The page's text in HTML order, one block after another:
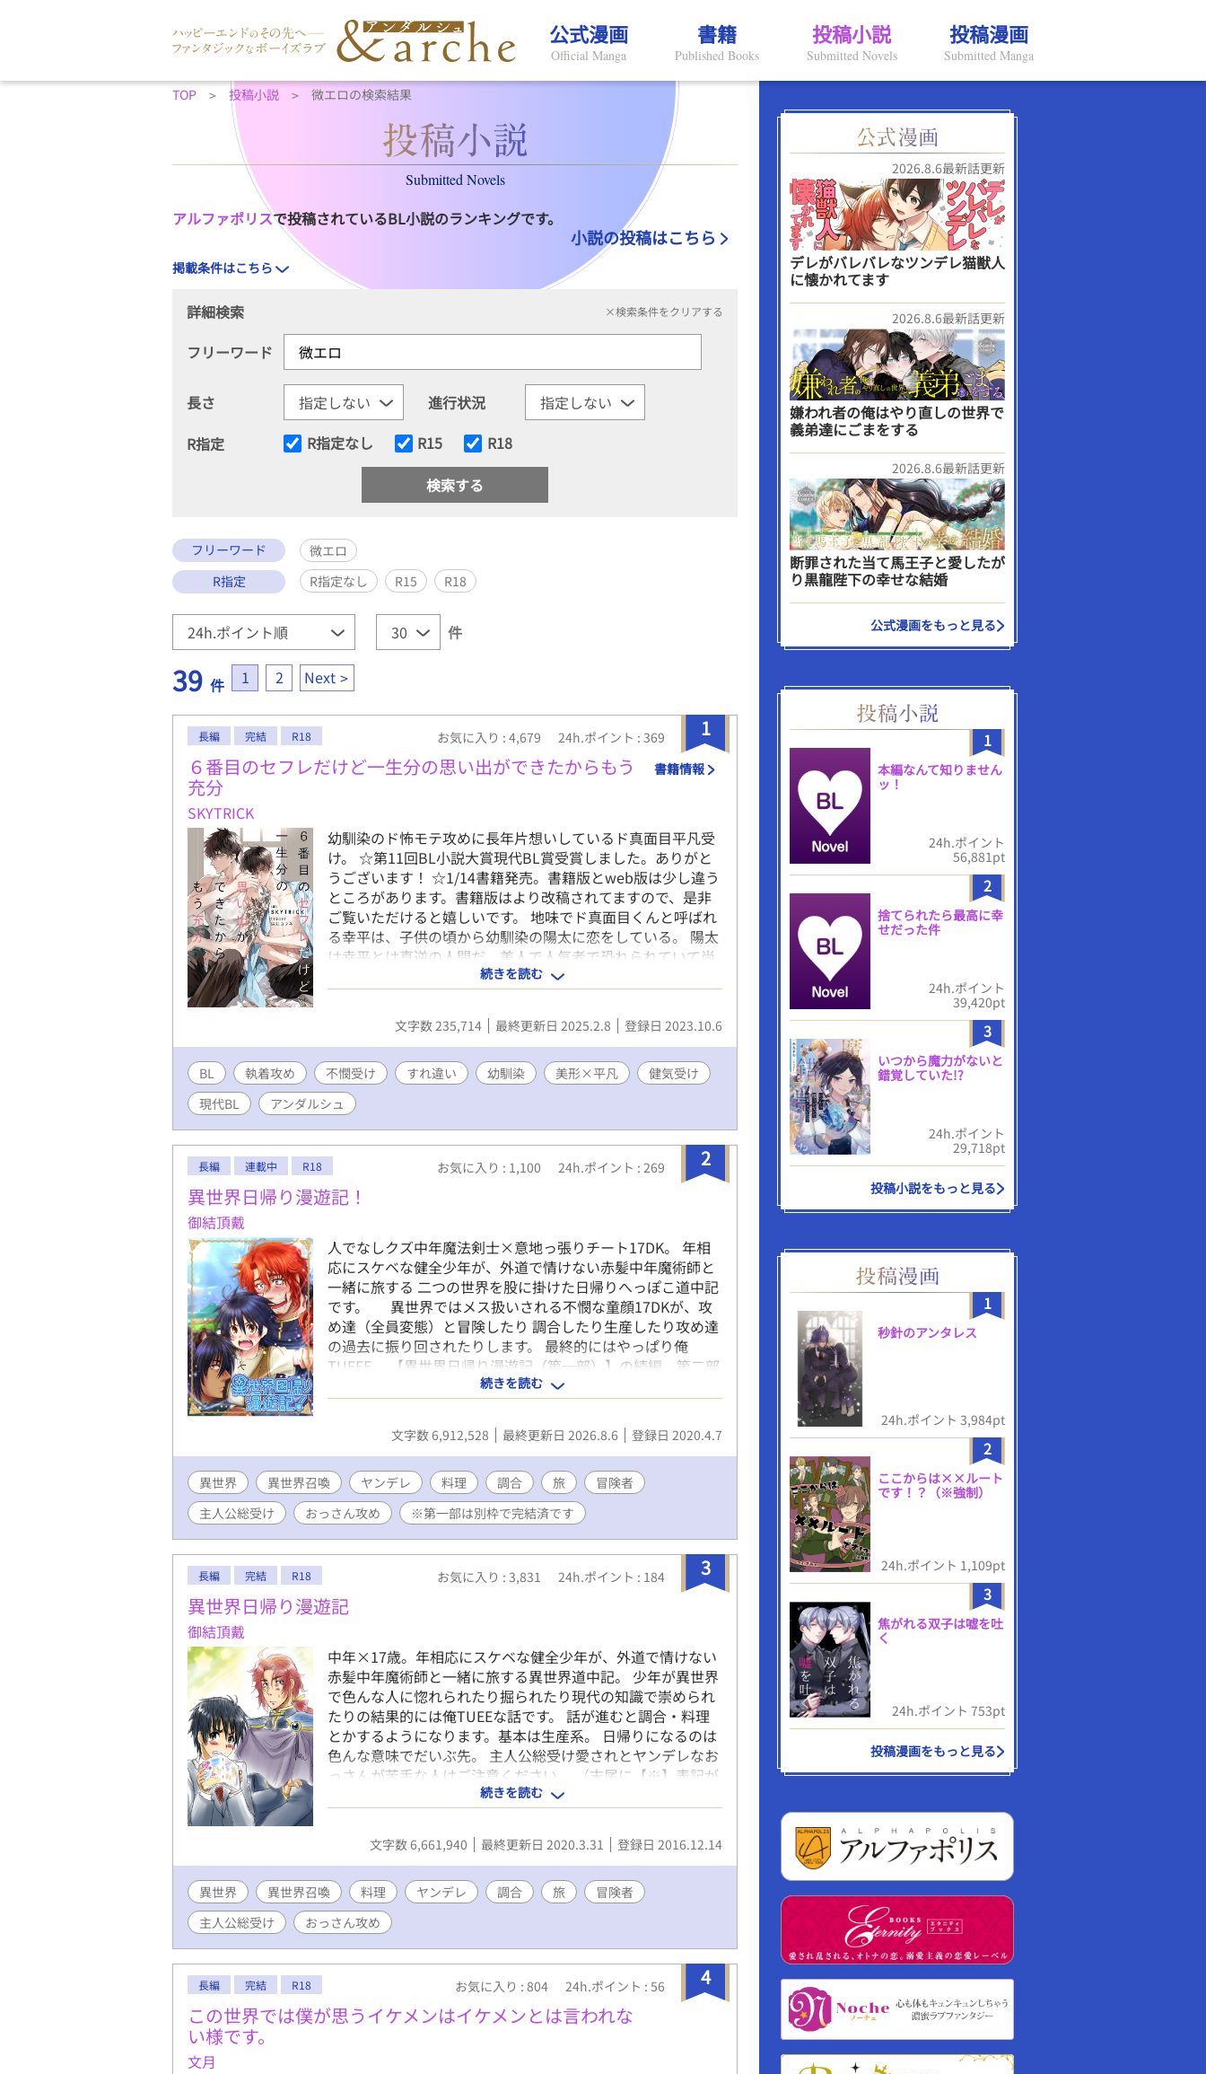
公式漫画
Official Manga
書籍
Published Books
投稿小説
Submitted Novels
投稿漫画
Submitted Manga
TOP 投稿小説 微エロの検索結果
Submitted Novels
アルファポリスで投稿されているBL小説のランキングです。
小説の投稿はこちら
掲載条件はこちら
詳細検索 ×検索条件をクリアする
フリーワード
長さ
進行状況
R指定
R指定なし R15 R18
フリーワード
微エロ
R指定
R指定なし R15 R18
件
39 件 1 2 Next
1
長編 完結 R18 お気に入り : 4,679 24h.ポイント : 369
６番目のセフレだけど一生分の思い出ができたからもう
充分
SKYTRICK
書籍情報
幼馴染のド怖モテ攻めに長年片想いしているド真面目平凡受
け。 ☆第11回BL小説大賞現代BL賞受賞しました。ありがと
うございます！ ☆1/14書籍発売。書籍版とweb版は少し違う
ところがあります。書籍版はより改稿されてますので、是非
ご覧いただけると嬉しいです。 地味でド真面目くんと呼ばれ
る幸平は、子供の頃から幼馴染の陽太に恋をしている。 陽太
は幸平とは真逆の人間だ。美人で人気者で恐れられていて尚
好意を抱かれる煌びやかな人。中学の半ばまでは陽太と仲良
く過ごしていた幸平だが、途中から彼に無視されるようにな
る。刺青やピアスが陽太の身体に刻まれて、すっかり悪い噂
が流れるようになった陽太。高校もたまたま同じ学校へ進学
にセフレが5人いるなど異次元のモテを発揮していた。 幸平
とは世界が違いすぎて話しをする機会は滅多にない。それで
も幸平は、陽太に片想いし続けていた。 大学は進路が分かれ
ている。卒業式に思い切って告白を決意した幸平は、幸運に
も6人目のセフレへと昇格した。 少しでも面倒に思われない
よう『経験はある』と嘘をつき、陽太と関係をもつ。しかし
セックスの後陽太に渡されたのは、一万円札だった。 虚しい
思いに涙を滲ませながらも、その後もセフレを続ける幸平だ
も※付けてます 一言でも感想いただけると、嬉しいですし、
励みになります！
続きを読む
文字数 235,714 最終更新日 2025.2.8 登録日 2023.10.6
BL 執着攻め 不憫受け すれ違い 幼馴染 美形×平凡
健気受け
現代BL
アンダルシュ
2
長編 連載中 R18 お気に入り : 1,100 24h.ポイント : 269
異世界日帰り漫遊記！
御結頂戴
人でなしクズ中年魔法剣士×意地っ張りチート17DK。 年相
応にスケベな健全少年が、外道で情けない赤髪中年魔術師と
一緒に旅する 二つの世界を股に掛けた日帰りへっぽこ道中記
です。 異世界ではメス扱いされる不憫な童顔17DKが、攻
め達（全員変態）と冒険したり 調合したり生産したり攻め達
の過去に振り回されたりします。 最終的にはやっぱり俺
TUEEE。 【異世界日帰り漫遊記（第一部）】の続編、第二部
です。 主人公総受け愛されとヤンデレなおっさんが苦手な
人はご注意ください。 （末尾に【※】表記があるものは性描
写アリ。【*】表記は微エロです。現在一日おきに更新中。し
ばらく夜～深夜（時折早朝）に更新！） ツイッターで
@onugiri_mgmg
続きを読む
文字数 6,912,528 最終更新日 2026.8.6 登録日 2020.4.7
異世界 異世界召喚 ヤンデレ 料理 調合 旅
冒険者
主人公総受け
おっさん攻め ※第一部は別枠で完結済です
3
長編 完結 R18 お気に入り : 3,831 24h.ポイント : 184
異世界日帰り漫遊記
御結頂戴
中年×17歳。年相応にスケベな健全少年が、外道で情けない
赤髪中年魔術師と一緒に旅する異世界道中記。 少年が異世界
で色んな人に惚れられたり掘られたり現代の知識で崇められ
たりの結果的には俺TUEEな話です。 話が進むと調合・料理
とかするようになります。基本は生産系。 日帰りになるのは
色んな意味でだいぶ先。 主人公総受け愛されとヤンデレなお
っさんが苦手な人はご注意ください。 （末尾に【※】表記が
あるものは性描写アリ。【*】表記は微エロです。現在毎日更
新中。だいたい日付変更前に更新） ※他サイトでも掲載
中。 ツイッターで呟き＆漫画や設定画やイラスト始めま
した。：@onugiri_mgmg
続きを読む
文字数 6,661,940 最終更新日 2020.3.31 登録日 2016.12.14
異世界 異世界召喚 料理 ヤンデレ 調合 旅
冒険者
主人公総受け
おっさん攻め
4
長編 完結 R18 お気に入り : 804 24h.ポイント : 56
この世界では僕が思うイケメンはイケメンとは言われな
い様です。
文月
2026.8.6最新話更新
デレがバレバレなツンデレ猫獣人
に懐かれてます
2026.8.6最新話更新
嫌われ者の俺はやり直しの世界で
義弟達にごまをする
2026.8.6最新話更新
断罪された当て馬王子と愛したが
り黒龍陛下の幸せな結婚
公式漫画をもっと見る
1
本編なんて知りません
ッ！
24h.ポイント
56,881pt
2
捨てられたら最高に幸
せだった件
24h.ポイント
39,420pt
3
いつから魔力がないと
錯覚していた!?
24h.ポイント
29,718pt
投稿小説をもっと見る
1
秒針のアンタレス
24h.ポイント 3,984pt
2
ここからは××ルート
です！？（※強制）
24h.ポイント 1,109pt
3
焦がれる双子は嘘を吐
く
24h.ポイント 753pt
投稿漫画をもっと見る